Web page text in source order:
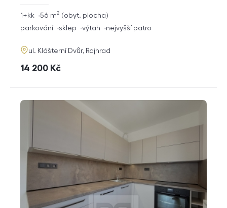
rozměry
dispozice
1+kk obyt. plocha
56 m2
funkce
parkování sklep výtah nejvyšší patro
adresa
ul. Klášterní Dvůr, Rajhrad
cena
14 200 Kč